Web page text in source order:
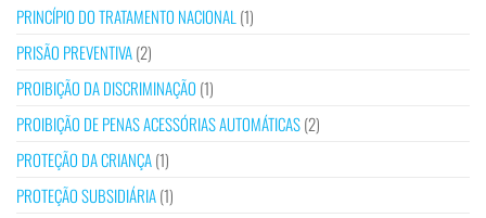
PRINCÍPIO DO TRATAMENTO NACIONAL(1)
PRISÃO PREVENTIVA(2)
PROIBIÇÃO DA DISCRIMINAÇÃO (1)
PROIBIÇÃO DE PENAS ACESSÓRIAS AUTOMÁTICAS(2)
PROTEÇÃO DA CRIANÇA(1)
PROTEÇÃO SUBSIDIÁRIA(1)